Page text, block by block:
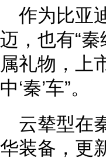
作为比亚
迈，也有“
属礼物，上
中‘秦’车”。
云辇型在
华装备，更